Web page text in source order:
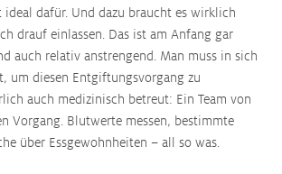
dafür. Und dazu braucht es wirklich
drauf einlassen. Das ist am Anfang gar
auch relativ anstrengend. Man muss in sich
um diesen Entgiftungsvorgang zu
auch medizinisch betreut: Ein Team von
Vorgang. Blutwerte messen, bestimmte
über Essgewohnheiten – all so was.